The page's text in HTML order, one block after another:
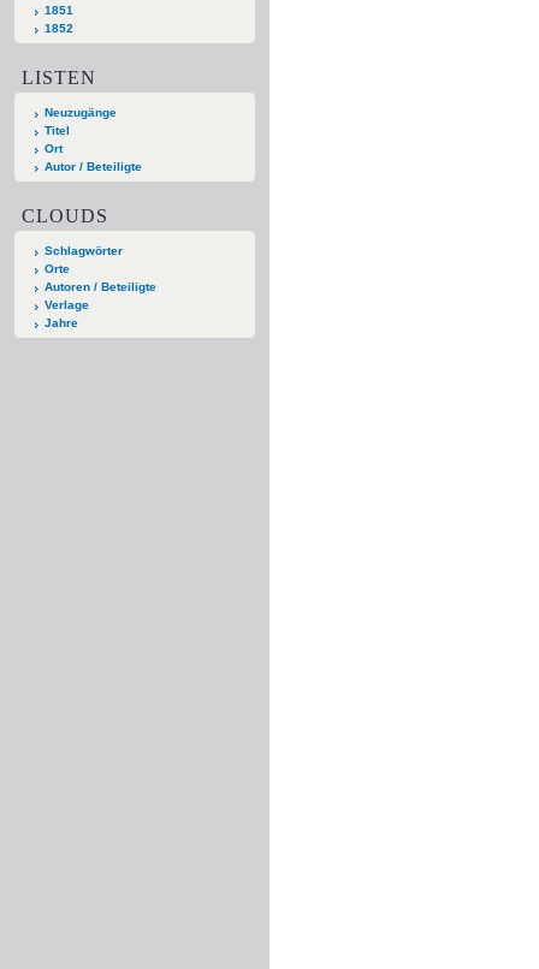
1851
1852
LISTEN
Neuzugänge
Titel
Ort
Autor / Beteiligte
CLOUDS
Schlagwörter
Orte
Autoren / Beteiligte
Verlage
Jahre